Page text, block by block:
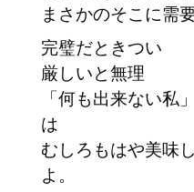
まさかのそこに需
完璧だときつい
厳しいと無理
「何も出来ない私
は
むしろもはや美味
よ。